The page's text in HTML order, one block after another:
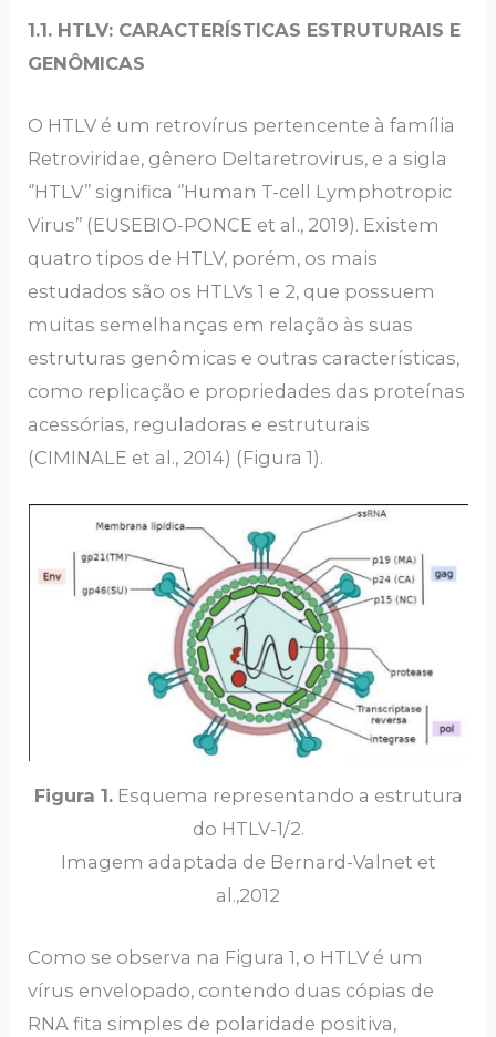
1.1. HTLV: CARACTERÍSTICAS ESTRUTURAIS E
GENÔMICAS
O HTLV é um retrovírus pertencente à família
Retroviridae, gênero Deltaretrovirus, e a sigla
‘’HTLV’’ significa ‘’Human T-cell Lymphotropic
Virus’’ (EUSEBIO-PONCE et al., 2019). Existem
quatro tipos de HTLV, porém, os mais
estudados são os HTLVs 1 e 2, que possuem
muitas semelhanças em relação às suas
estruturas genômicas e outras características,
como replicação e propriedades das proteínas
acessórias, reguladoras e estruturais
(CIMINALE et al., 2014) (Figura 1).
Figura 1.Esquema representando a estrutura
do HTLV-1/2.
Imagem adaptada de Bernard-Valnet et
al.,2012
Como se observa na Figura 1, o HTLV é um
vírus envelopado, contendo duas cópias de
RNA fita simples de polaridade positiva,